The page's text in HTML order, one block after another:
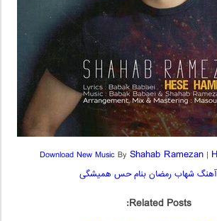
Download New MusicByShahab Ramezan |
آهنگ شهاب رمضان بنام حس همیشگی
Related Posts: